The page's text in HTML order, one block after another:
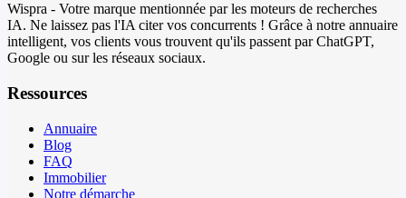
Wispra - Votre marque mentionnée par les moteurs de recherches
IA. Ne laissez pas l'IA citer vos concurrents ! Grâce à notre annuaire
intelligent, vos clients vous trouvent qu'ils passent par ChatGPT,
Google ou sur les réseaux sociaux.
Ressources
Annuaire
Blog
FAQ
Immobilier
Notre démarche